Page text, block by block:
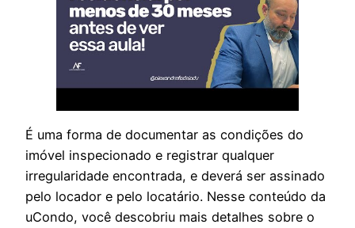
É uma forma de documentar as condições do
imóvel inspecionado e registrar qualquer
irregularidade encontrada, e deverá ser assinado
pelo locador e pelo locatário. Nesse conteúdo da
uCondo, você descobriu mais detalhes sobre o